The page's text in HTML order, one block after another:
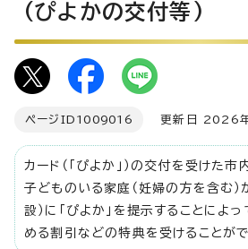
(ぴよかの交付等)
ページID 1009016 更新日 2026
カード（「ぴよか」）の交付を受けた
子どものいる家庭（妊婦の方を含む）
設）に「ぴよか」を提示することによ
める割引などの特典を受けることがで